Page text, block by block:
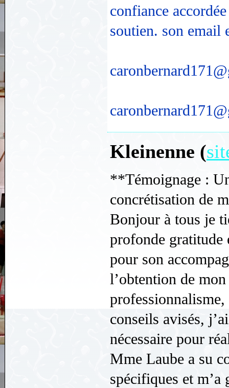
confiance
soutien. son email
Kleinenne (
**Témoignage :
concrétisation de
Bonjour à tous je
profonde
pour son
l’obtention de
conseils avisés,
nécessaire pour
Mme Laube a su
spécifiques et m’a